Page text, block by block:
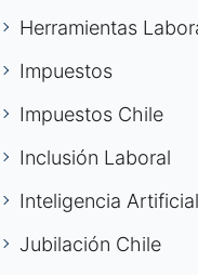
Herramientas
Impuestos
Impuestos Chile
Inclusión Laboral
Inteligencia Artificial
Jubilación Chile